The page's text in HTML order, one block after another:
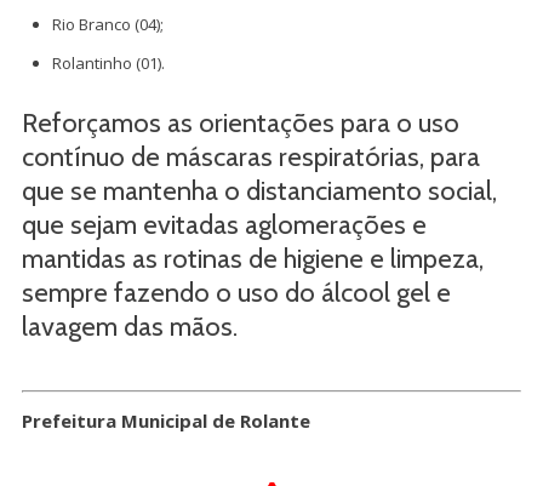
Rio Branco (04);
Rolantinho (01).
Reforçamos as orientações para o uso
contínuo de máscaras respiratórias, para
que se mantenha o distanciamento social,
que sejam evitadas aglomerações e
mantidas as rotinas de higiene e limpeza,
sempre fazendo o uso do álcool gel e
lavagem das mãos.
Prefeitura Municipal de Rolante